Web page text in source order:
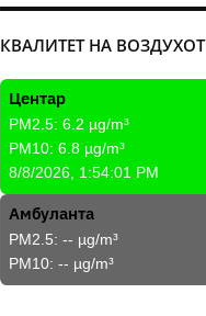
КВАЛИТЕТ НА ВОЗДУХОТ
Центар
PM2.5: 6.2 µg/m³
PM10: 6.8 µg/m³
8/8/2026, 1:54:01 PM
Амбуланта
PM2.5: -- µg/m³
PM10: -- µg/m³